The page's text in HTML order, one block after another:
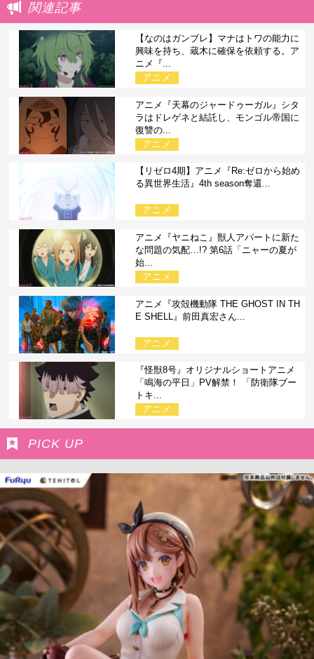
関連記事
【なのはガンブレ】マナはトワの能力に
興味を持ち、蔵木に確保を依頼する。ア
ニメ『...
アニメ
アニメ『天幕のジャードゥーガル』シタ
ラはドレゲネと結託し、モンゴル帝国に
復讐の...
アニメ
【リゼロ4期】アニメ『Re:ゼロから始め
る異世界生活』4th season奪還...
アニメ
アニメ『ヤニねこ』獣人アパートに新た
な問題の気配…!? 第6話「ニャーの夏が
始...
アニメ
アニメ『攻殻機動隊 THE GHOST IN TH
E SHELL』前田真宏さん...
アニメ
『怪獣8号』オリジナルショートアニメ
「鳴海の平日」PV解禁！ 「防衛隊ブー
トキ...
アニメ
PICK UP